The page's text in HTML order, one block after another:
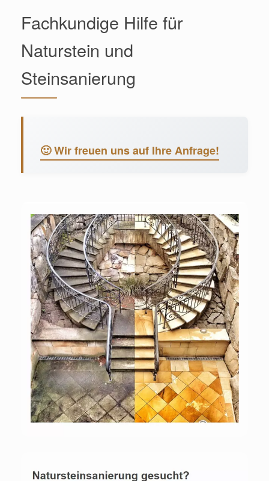
Fachkundige Hilfe für
Naturstein und
Steinsanierung
🙂 Wir freuen uns auf Ihre Anfrage!